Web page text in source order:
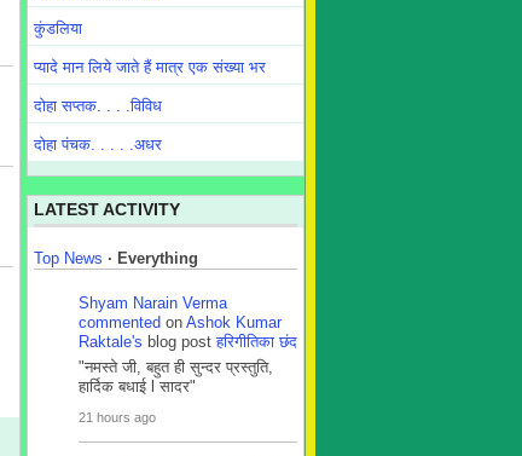
कुंडलिया
प्यादे मान लिये जाते हैं मात्र एक संख्या भर
दोहा सप्तक. . . .विविध
दोहा पंचक. . . . .अधर
LATEST ACTIVITY
Top News · Everything
Shyam Narain Verma
commented on Ashok Kumar
Raktale's blog postहरिगीतिका छंद
"नमस्ते जी, बहुत ही सुन्दर प्रस्तुति,
हार्दिक बधाई l सादर"
21 hours ago